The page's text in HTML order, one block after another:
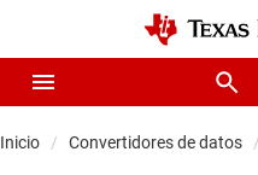
Inicio Convertidores de datos